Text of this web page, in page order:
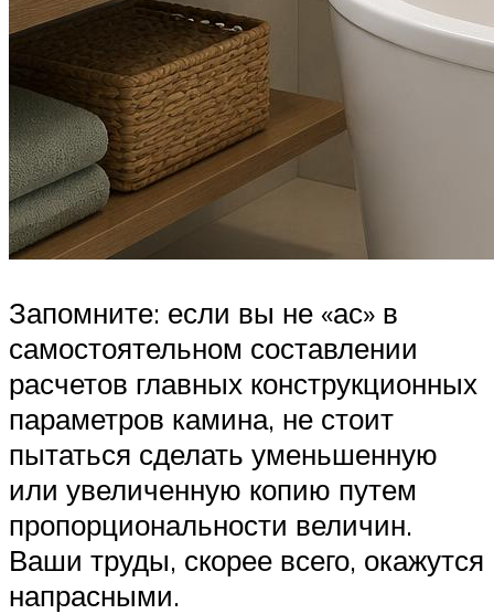
Запомните: если вы не «ас» в
самостоятельном составлении
расчетов главных конструкционных
параметров камина, не стоит
пытаться сделать уменьшенную
или увеличенную копию путем
пропорциональности величин.
Ваши труды, скорее всего, окажутся
напрасными.